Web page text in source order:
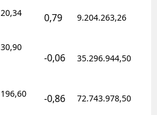
20,34 0,79 9.204.263,26
30,90
-0,06 35.296.944,50
196,60 -0,86 72.743.978,50